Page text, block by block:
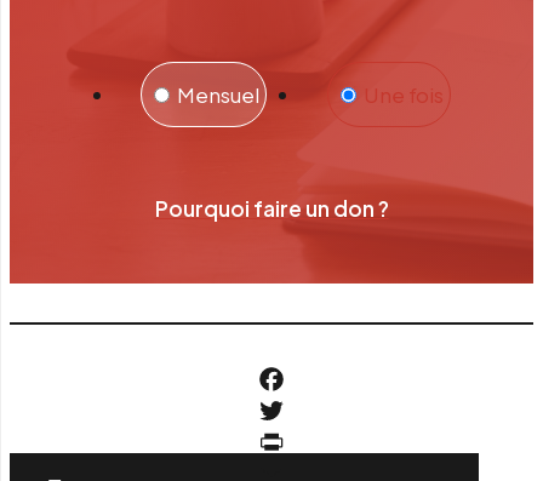
Une fois
Mensuel
Pourquoi faire un don ?